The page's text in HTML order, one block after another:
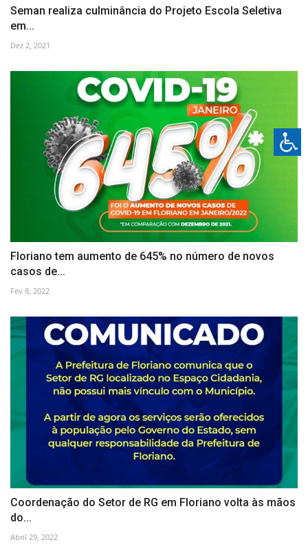
Seman realiza culminância do Projeto Escola Seletiva
em...
Dez 2, 2021
Floriano tem aumento de 645% no número de novos
casos de...
Fev 8, 2022
Coordenação do Setor de RG em Floriano volta às mãos
do...
Abril 29, 2022